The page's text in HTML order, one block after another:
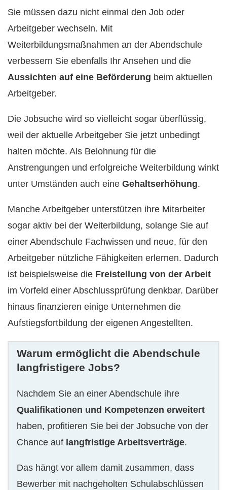
Sie müssen dazu nicht einmal den Job oder
Arbeitgeber wechseln. Mit
Weiterbildungsmaßnahmen an der Abendschule
verbessern Sie ebenfalls Ihr Ansehen und die
Aussichten auf eine Beförderung beim aktuellen
Arbeitgeber.
Die Jobsuche wird so vielleicht sogar überflüssig,
weil der aktuelle Arbeitgeber Sie jetzt unbedingt
halten möchte. Als Belohnung für die
Anstrengungen und erfolgreiche Weiterbildung winkt
unter Umständen auch eine Gehaltserhöhung.
Manche Arbeitgeber unterstützen ihre Mitarbeiter
sogar aktiv bei der Weiterbildung, solange Sie auf
einer Abendschule Fachwissen und neue, für den
Arbeitgeber nützliche Fähigkeiten erlernen. Dadurch
ist beispielsweise die Freistellung von der Arbeit
im Vorfeld einer Abschlussprüfung denkbar. Darüber
hinaus finanzieren einige Unternehmen die
Aufstiegsfortbildung der eigenen Angestellten.
Warum ermöglicht die Abendschule
langfristigere Jobs?
Nachdem Sie an einer Abendschule ihre
Qualifikationen und Kompetenzen erweitert
haben, profitieren Sie bei der Jobsuche von der
Chance auf langfristige Arbeitsverträge.
Das hängt vor allem damit zusammen, dass
Bewerber mit nachgeholten Schulabschlüssen